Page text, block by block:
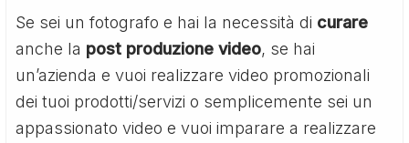
Se sei un fotografo e hai la necessità di curare
anche la post produzione video, se hai
un’azienda e vuoi realizzare video promozionali
dei tuoi prodotti/servizi o semplicemente sei un
appassionato video e vuoi imparare a realizzare